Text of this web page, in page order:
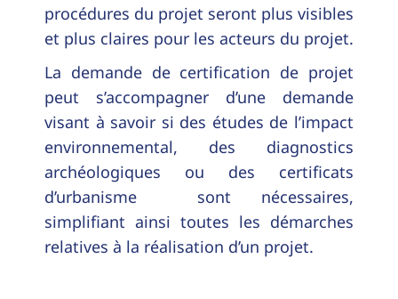
procédures du projet seront plus visibles
et plus claires pour les acteurs du projet.
La demande de certification de projet
peut s’accompagner d’une demande
visant à savoir si des études de l’impact
environnemental, des diagnostics
archéologiques ou des certificats
d’urbanisme sont nécessaires,
simplifiant ainsi toutes les démarches
relatives à la réalisation d’un projet.